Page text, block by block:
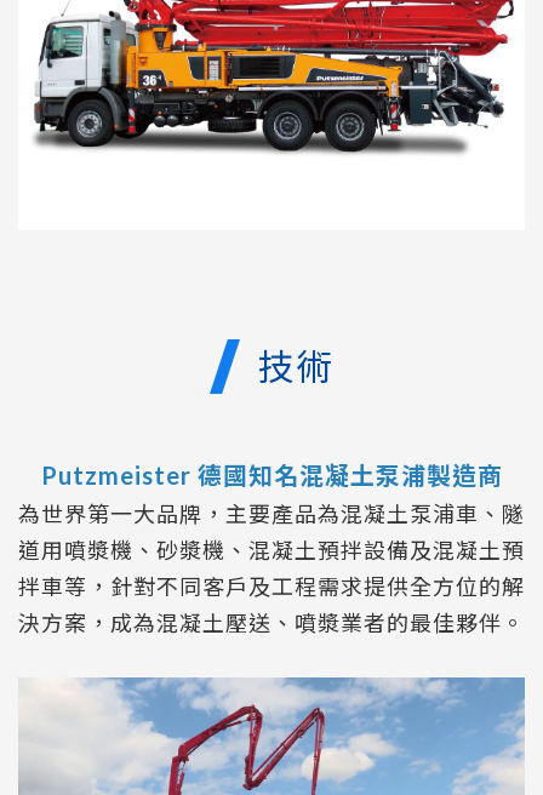
技術
Putzmeister 德國知名混凝土泵浦製造商
為世界第一大品牌，主要產品為混凝土泵浦車、隧
道用噴漿機、砂漿機、混凝土預拌設備及混凝土預
拌車等，針對不同客戶及工程需求提供全方位的解
決方案，成為混凝土壓送、噴漿業者的最佳夥伴。